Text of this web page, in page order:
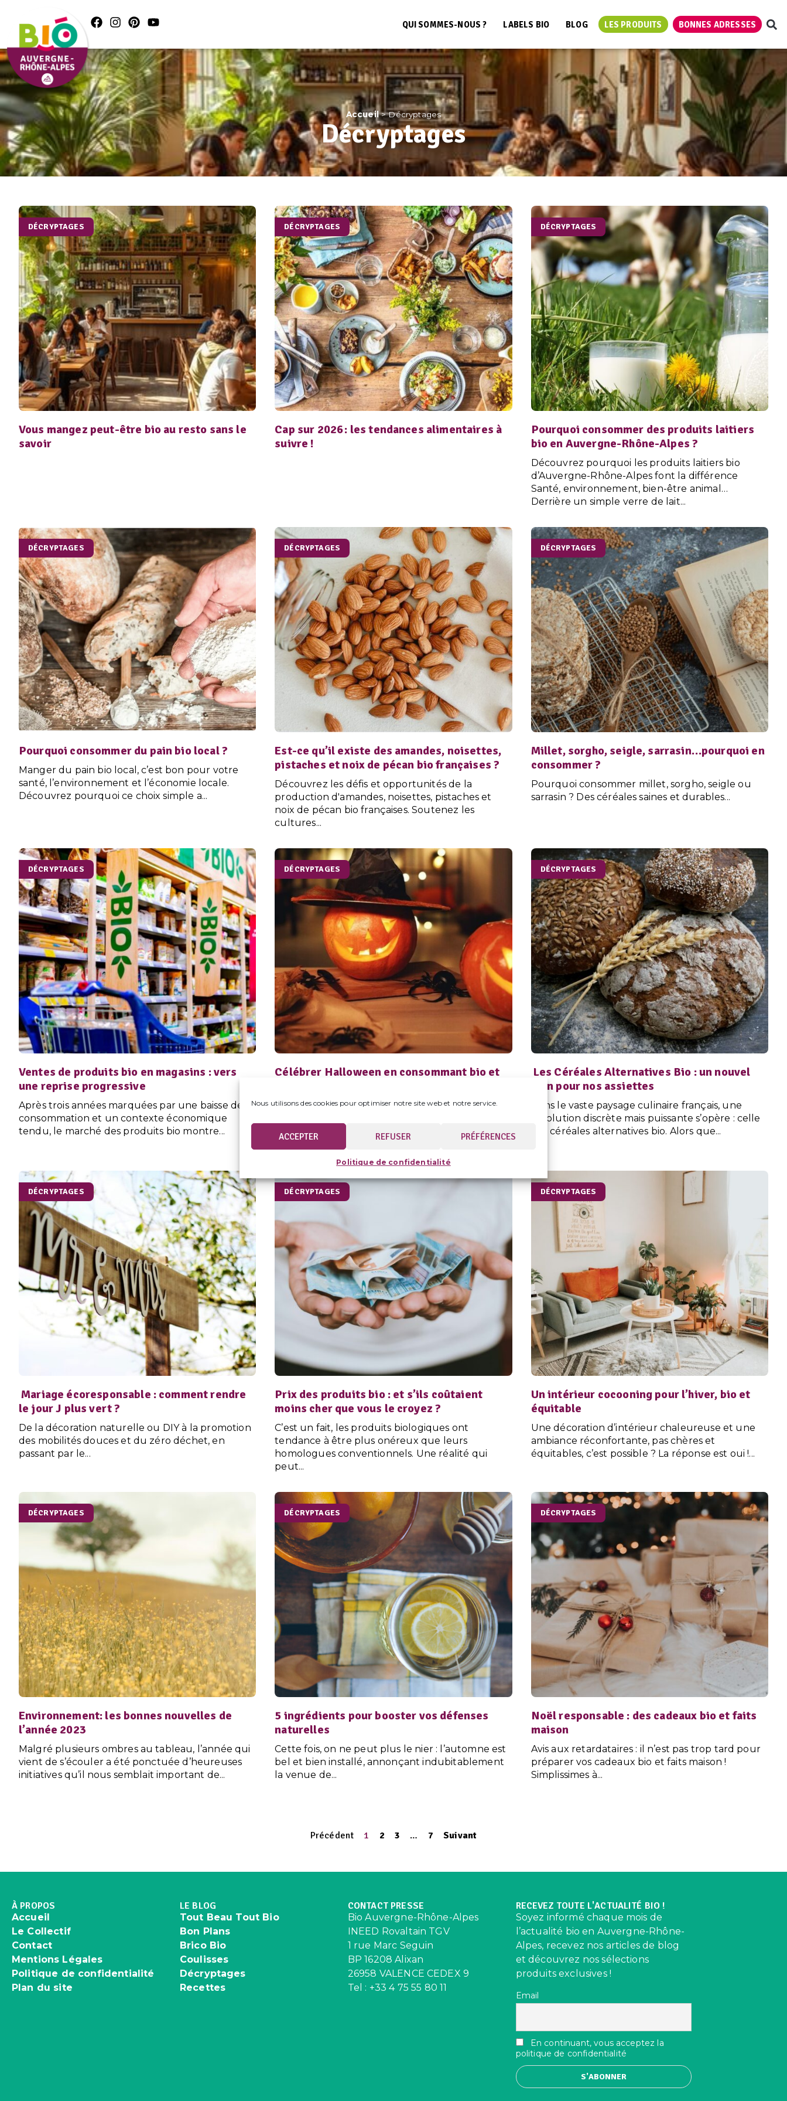
Nous utilisons des cookies pour optimiser notre site web et notre service.
ACCEPTER REFUSER PRÉFÉRENCES
Politique de confidentialité
QUI SOMMES-NOUS ? LABELS BIO BLOG LES PRODUITS BONNES ADRESSES
Accueil>Décryptages
Décryptages
DÉCRYPTAGES
Vous mangez peut-être bio au resto sans le
savoir
DÉCRYPTAGES
Cap sur 2026 : les tendances alimentaires à
suivre !
DÉCRYPTAGES
Pourquoi consommer des produits laitiers
bio en Auvergne-Rhône-Alpes ?
Découvrez pourquoi les produits laitiers bio
d’Auvergne-Rhône-Alpes font la différence
Santé, environnement, bien-être animal…
Derrière un simple verre de lait...
DÉCRYPTAGES
Pourquoi consommer du pain bio local ?
Manger du pain bio local, c’est bon pour votre
santé, l’environnement et l’économie locale.
Découvrez pourquoi ce choix simple a...
DÉCRYPTAGES
Est-ce qu’il existe des amandes, noisettes,
pistaches et noix de pécan bio françaises ?
Découvrez les défis et opportunités de la
production d'amandes, noisettes, pistaches et
noix de pécan bio françaises. Soutenez les
cultures...
DÉCRYPTAGES
Millet, sorgho, seigle, sarrasin…pourquoi en
consommer ?
Pourquoi consommer millet, sorgho, seigle ou
sarrasin ? Des céréales saines et durables...
DÉCRYPTAGES
Ventes de produits bio en magasins : vers
une reprise progressive
Après trois années marquées par une baisse de
consommation et un contexte économique
tendu, le marché des produits bio montre...
DÉCRYPTAGES
Célébrer Halloween en consommant bio et
engagée
approche à grands pas, et avec lui, l’envie de
DÉCRYPTAGES
Les Céréales Alternatives Bio : un nouvel
élan pour nos assiettes
Dans le vaste paysage culinaire français, une
révolution discrète mais puissante s’opère : celle
des céréales alternatives bio. Alors que...
DÉCRYPTAGES
Mariage écoresponsable : comment rendre
le jour J plus vert ?
De la décoration naturelle ou DIY à la promotion
des mobilités douces et du zéro déchet, en
passant par le...
DÉCRYPTAGES
Prix des produits bio : et s’ils coûtaient
moins cher que vous le croyez ?
C’est un fait, les produits biologiques ont
tendance à être plus onéreux que leurs
homologues conventionnels. Une réalité qui
peut...
DÉCRYPTAGES
Un intérieur cocooning pour l’hiver, bio et
équitable
Une décoration d’intérieur chaleureuse et une
ambiance réconfortante, pas chères et
équitables, c’est possible ? La réponse est oui !...
DÉCRYPTAGES
Environnement: les bonnes nouvelles de
l’année 2023
Malgré plusieurs ombres au tableau, l’année qui
vient de s’écouler a été ponctuée d’heureuses
initiatives qu’il nous semblait important de...
DÉCRYPTAGES
5 ingrédients pour booster vos défenses
naturelles
Cette fois, on ne peut plus le nier : l’automne est
bel et bien installé, annonçant indubitablement
la venue de...
DÉCRYPTAGES
Noël responsable : des cadeaux bio et faits
maison
Avis aux retardataires : il n’est pas trop tard pour
préparer vos cadeaux bio et faits maison !
Simplissimes à...
Précédent 1 2 3 … 7 Suivant
À PROPOS
Accueil
Le Collectif
Contact
Mentions Légales
Politique de confidentialité
Plan du site
LE BLOG
Tout Beau Tout Bio
Bon Plans
Brico Bio
Coulisses
Décryptages
Recettes
CONTACT PRESSE
Bio Auvergne-Rhône-Alpes
INEED Rovaltain TGV
1 rue Marc Seguin
BP 16208 Alixan
26958 VALENCE CEDEX 9
Tel : +33 4 75 55 80 11
RECEVEZ TOUTE L'ACTUALITÉ BIO !
Soyez informé chaque mois de
l’actualité bio en Auvergne-Rhône-
Alpes, recevez nos articles de blog
et découvrez nos sélections
produits exclusives !
Email
En continuant, vous acceptez la
politique de confidentialité